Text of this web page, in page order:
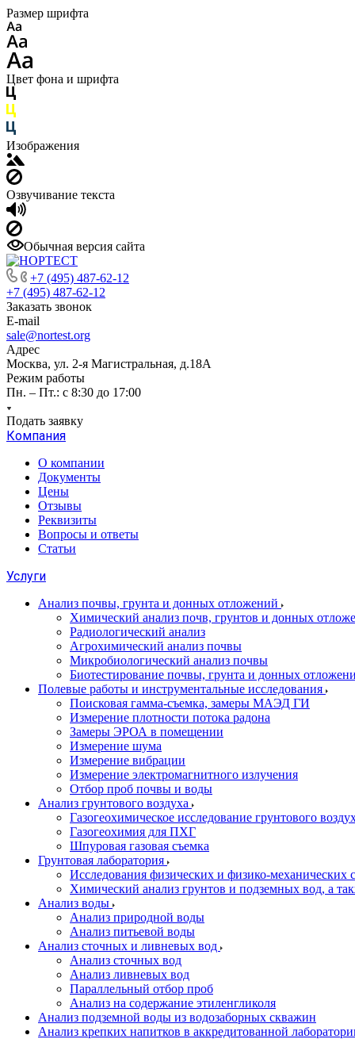
Размер шрифта
Цвет фона и шрифта
Изображения
Озвучивание текста
Обычная версия сайта
+7 (495) 487-62-12
+7 (495) 487-62-12
Заказать звонок
E-mail
sale@nortest.org
Адрес
Москва, ул. 2-я Магистральная, д.18А
Режим работы
Пн. – Пт.: с 8:30 до 17:00
Подать заявку
Компания
О компании
Документы
Цены
Отзывы
Реквизиты
Вопросы и ответы
Статьи
Услуги
Анализ почвы, грунта и донных отложений
Химический анализ почв, грунтов и донных
Радиологический анализ
Агрохимический анализ почвы
Микробиологический анализ почвы
Биотестирование почвы, грунта и донных
Полевые работы и инструментальные исследования
Поисковая гамма-съемка, замеры МАЭД ГИ
Измерение плотности потока радона
Замеры ЭРОА в помещении
Измерение шума
Измерение вибрации
Измерение электромагнитного излучения
Отбор проб почвы и воды
Анализ грунтового воздуха
Газогеохимическое исследование грунтового
Газогеохимия для ПХГ
Шпуровая газовая съемка
Грунтовая лаборатория
Исследования физических и физико-механических
Химический анализ грунтов и подземных вод, а
Анализ воды
Анализ природной воды
Анализ питьевой воды
Анализ сточных и ливневых вод
Анализ сточных вод
Анализ ливневых вод
Параллельный отбор проб
Анализ на содержание этиленгликоля
Анализ подземной воды из водозаборных скважин
Анализ крепких напитков в аккредитованной